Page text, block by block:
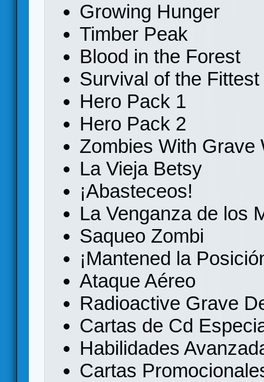
Growing Hunger
Timber Peak
Blood in the Forest
Survival of the Fittest
Hero Pack 1
Hero Pack 2
Zombies With Grave
La Vieja Betsy
¡Abasteceos!
La Venganza de los
Saqueo Zombi
¡Mantened la
Ataque Aéreo
Radioactive Grave
Cartas de Cd
Habilidades
Cartas